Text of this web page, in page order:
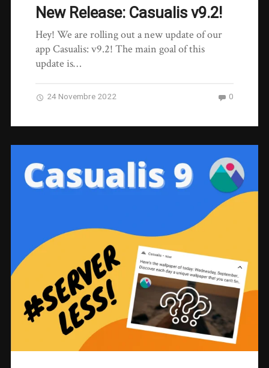
New Release: Casualis v9.2!
Hey! We are rolling out a new update of our
app Casualis: v9.2! The main goal of this
update is…
24 Novembre 2022 0